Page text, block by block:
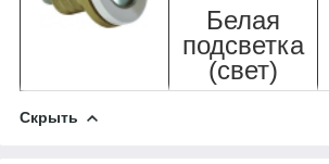
Белая
подсветка
(свет)
Скрыть